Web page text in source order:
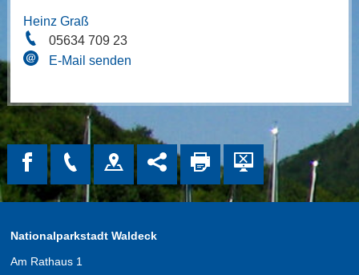
Heinz Graß
05634 709 23
E-Mail senden
Nationalparkstadt Waldeck
Am Rathaus 1